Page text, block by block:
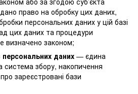
право на обробку цих даних,
персональних даних у цій базі
цих даних та процедури
визначено законом;
даних — єдина
система збору, накопичення
зареєстровані бази